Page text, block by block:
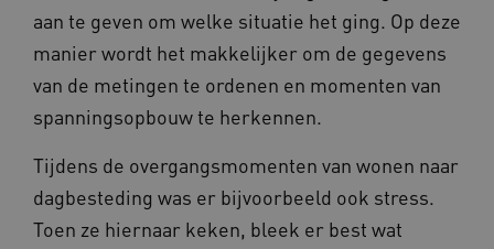
aan te geven om welke situatie het ging. Op deze
manier wordt het makkelijker om de gegevens
van de metingen te ordenen en momenten van
spanningsopbouw te herkennen.
Tijdens de overgangsmomenten van wonen naar
dagbesteding was er bijvoorbeeld ook stress.
Toen ze hiernaar keken, bleek er best wat
.vimeo.com
BCSessionID vilans.blueconic.net
Google Privacy Policy